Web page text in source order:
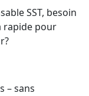
SST, besoin
rapide pour
– sans